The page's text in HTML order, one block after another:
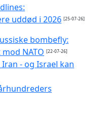
uddød i 2026 [25-07-26]
bombefly:
NATO [22-07-26]
- og Israel kan